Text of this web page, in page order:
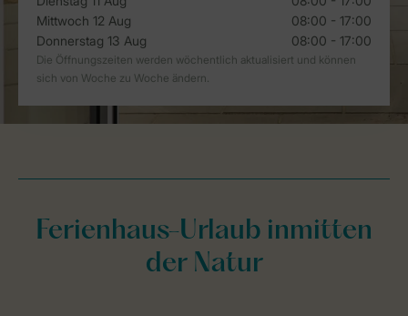
Ferienhaus-Urlaub inmitten
der Natur